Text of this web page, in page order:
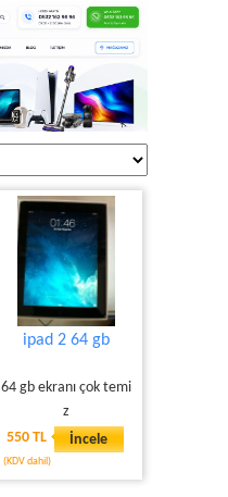
ipad 2 64 gb
64 gb ekranı çok temi
z
550 TL
(KDV dahil)
İncele